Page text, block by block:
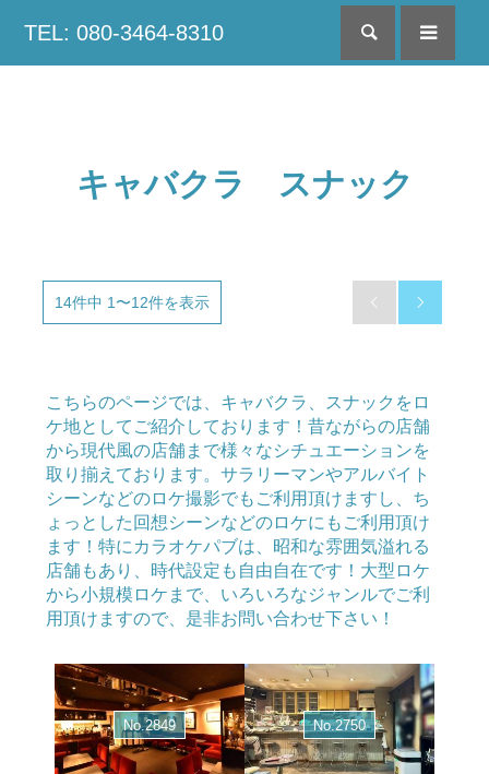
TEL: 080-3464-8310 検索
キャバクラ スナック
14件中 1〜12件を表示  
こちらのページでは、キャバクラ、スナックをロ
ケ地としてご紹介しております！昔ながらの店舗
から現代風の店舗まで様々なシチュエーションを
取り揃えております。サラリーマンやアルバイト
シーンなどのロケ撮影でもご利用頂けますし、ち
ょっとした回想シーンなどのロケにもご利用頂け
ます！特にカラオケパブは、昭和な雰囲気溢れる
店舗もあり、時代設定も自由自在です！大型ロケ
から小規模ロケまで、いろいろなジャンルでご利
用頂けますので、是非お問い合わせ下さい！
No.2849 No.2750